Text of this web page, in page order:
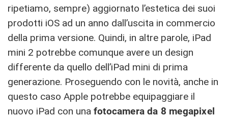
ripetiamo, sempre) aggiornato l’estetica dei suoi
prodotti iOS ad un anno dall’uscita in commercio
della prima versione. Quindi, in altre parole, iPad
mini 2 potrebbe comunque avere un design
differente da quello dell’iPad mini di prima
generazione. Proseguendo con le novità, anche in
questo caso Apple potrebbe equipaggiare il
nuovo iPad con una fotocamera da 8 megapixel